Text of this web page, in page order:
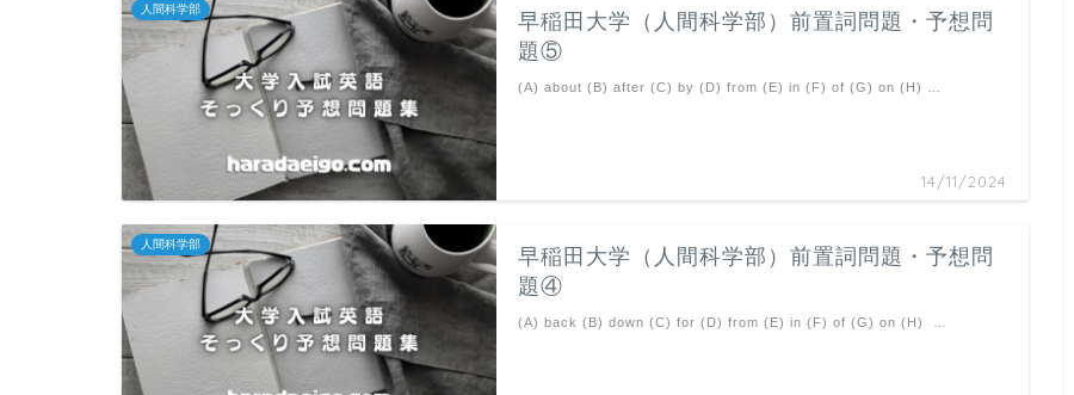
人間科学部
早稲田大学（人間科学部）前置詞問題・予想問
題⑤
14/11/2024
(A) about (B) after (C) by (D) from (E) in (F) of (G) on (H) …
人間科学部
早稲田大学（人間科学部）前置詞問題・予想問
題④
(A) back (B) down (C) for (D) from (E) in (F) of (G) on (H) …